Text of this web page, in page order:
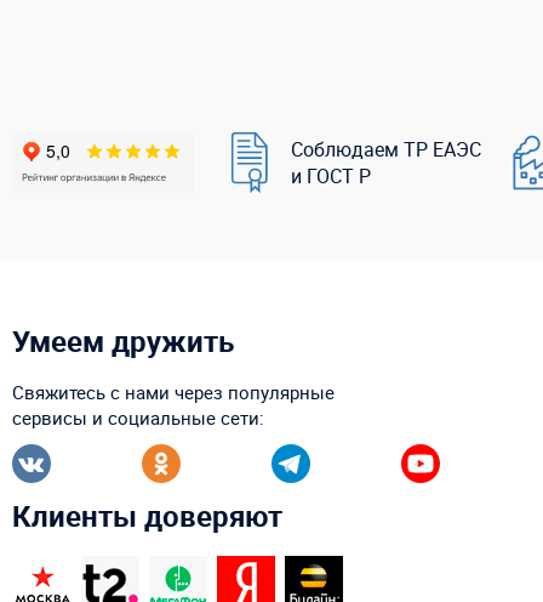
Соблюдаем ТР ЕАЭС
и ГОСТ Р
Умеем дружить
Свяжитесь с нами через популярные
сервисы и социальные сети:
Клиенты доверяют